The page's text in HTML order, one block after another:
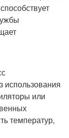
использования
или
температур,